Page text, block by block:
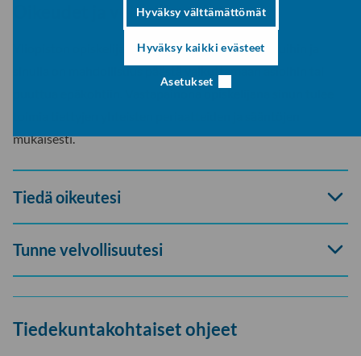
Hyväksy välttämättömät
Hyväksy kaikki evästeet
Asetukset
Oikeudet ja velvollisuudet
Yliopiston opiskelijana olet oikeutettu moniin etuihin ja
sinulla on mahdollisuus päästä vaikuttamaan asioihin tai
puuttua epäkohtiin. Vastapainona opiskelijana sinun tulee
mukaisesti.
Tiedä oikeutesi
Avaa
Tunne velvollisuutesi
Avaa
Tiedekuntakohtaiset ohjeet